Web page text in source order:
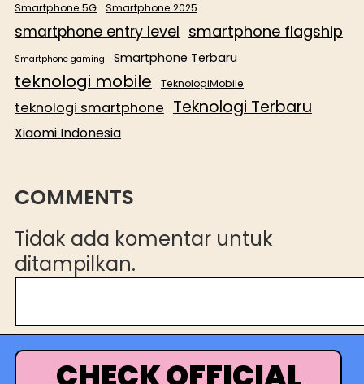
Smartphone 5G Smartphone 2025
smartphone entry level smartphone flagship
Smartphone gaming Smartphone Terbaru
teknologi mobile TeknologiMobile
teknologi smartphone Teknologi Terbaru
Xiaomi Indonesia
COMMENTS
Tidak ada komentar untuk
ditampilkan.
r
i